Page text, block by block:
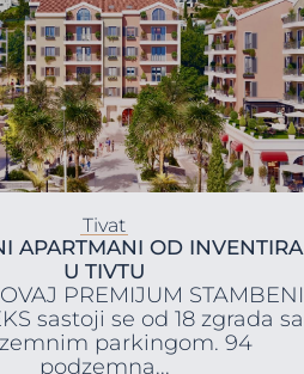
Tivat
APARTMANI OD INVENTIRA
U TIVTU
PREMIJUM STAMBENI
sastoji se od 18 zgrada sa
parkingom. 94
podzemna...